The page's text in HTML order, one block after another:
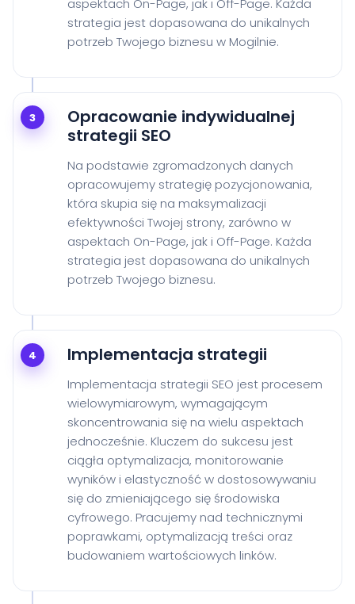
aspektach On-Page, jak i Off-Page. Każda
strategia jest dopasowana do unikalnych
potrzeb Twojego biznesu w Mogilnie.
3
Opracowanie indywidualnej
strategii SEO
Na podstawie zgromadzonych danych
opracowujemy strategię pozycjonowania,
która skupia się na maksymalizacji
efektywności Twojej strony, zarówno w
aspektach On-Page, jak i Off-Page. Każda
strategia jest dopasowana do unikalnych
potrzeb Twojego biznesu.
4 Implementacja strategii
Implementacja strategii SEO jest procesem
wielowymiarowym, wymagającym
skoncentrowania się na wielu aspektach
jednocześnie. Kluczem do sukcesu jest
ciągła optymalizacja, monitorowanie
wyników i elastyczność w dostosowywaniu
się do zmieniającego się środowiska
cyfrowego. Pracujemy nad technicznymi
poprawkami, optymalizacją treści oraz
budowaniem wartościowych linków.